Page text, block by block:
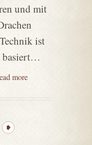
und mit
ist
basiert…
more